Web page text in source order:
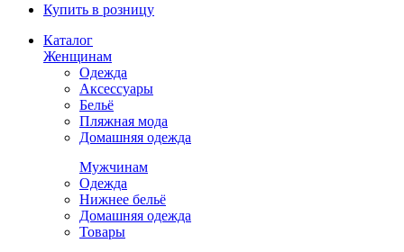
Купить в розницу
Каталог
Женщинам
Одежда
Аксессуары
Бельё
Пляжная мода
Домашняя одежда
Мужчинам
Одежда
Нижнее бельё
Домашняя одежда
Товары